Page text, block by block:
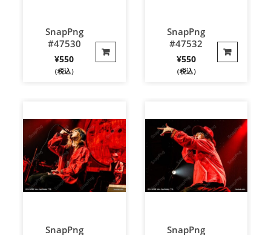
SnapPng
#47530
¥550
（税込）
SnapPng
#47532
¥550
（税込）
SnapPng
SnapPng